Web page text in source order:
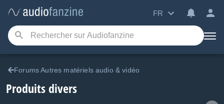
FR
Forums Autres matériels audio & vidéo
Produits divers